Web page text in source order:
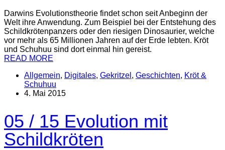
Darwins Evolutionstheorie findet schon seit Anbeginn der
Welt ihre Anwendung. Zum Beispiel bei der Entstehung des
Schildkrötenpanzers oder den riesigen Dinosaurier, welche
vor mehr als 65 Millionen Jahren auf der Erde lebten. Kröt
und Schuhuu sind dort einmal hin gereist.
READ MORE
Allgemein, Digitales, Gekritzel , Geschichten, Kröt &
Schuhuu
4. Mai 2015
05 / 15 Evolution mit
Schildkröten